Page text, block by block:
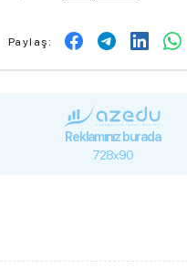
Paylaş:
Reklamınız burada
728x90